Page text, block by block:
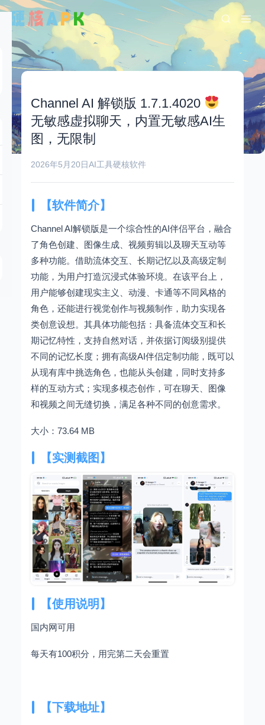
Channel AI 解锁版 1.7.1.4020
无敏感虚拟聊天，内置无敏感AI生
图，无限制
2026年5月20日AI工具硬核软件
【软件简介】
Channel AI解锁版是一个综合性的AI伴侣平台，融合
了角色创建、图像生成、视频剪辑以及聊天互动等
多种功能。借助流体交互、长期记忆以及高级定制
功能，为用户打造沉浸式体验环境。在该平台上，
用户能够创建现实主义、动漫、卡通等不同风格的
角色，还能进行视觉创作与视频制作，助力实现各
类创意设想。其具体功能包括：具备流体交互和长
期记忆特性，支持自然对话，并依据订阅级别提供
不同的记忆长度；拥有高级AI伴侣定制功能，既可以
从现有库中挑选角色，也能从头创建，同时支持多
样的互动方式；实现多模态创作，可在聊天、图像
和视频之间无缝切换，满足各种不同的创意需求。
大小：73.64 MB
【实测截图】
【使用说明】
国内网可用
每天有100积分，用完第二天会重置
【下载地址】